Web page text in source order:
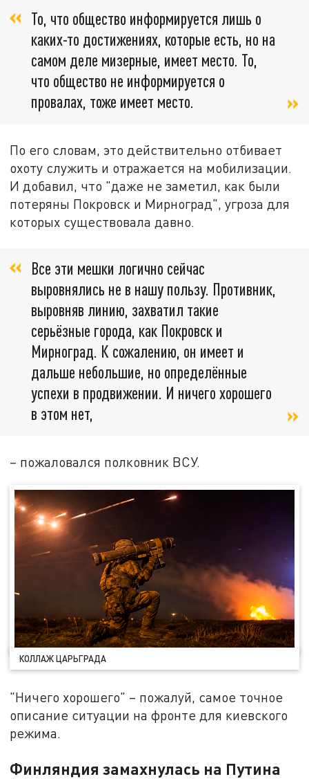
То, что общество информируется лишь о
каких-то достижениях, которые есть, но на
самом деле мизерные, имеет место. То,
что общество не информируется о
провалах, тоже имеет место.
По его словам, это действительно отбивает
охоту служить и отражается на мобилизации.
И добавил, что "даже не заметил, как были
потеряны Покровск и Мирноград", угроза для
которых существовала давно.
Все эти мешки логично сейчас
выровнялись не в нашу пользу. Противник,
выровняв линию, захватил такие
серьёзные города, как Покровск и
Мирноград. К сожалению, он имеет и
дальше небольшие, но определённые
успехи в продвижении. И ничего хорошего
в этом нет,
– пожаловался полковник ВСУ.
КОЛЛАЖ ЦАРЬГРАДА
"Ничего хорошего" – пожалуй, самое точное
описание ситуации на фронте для киевского
режима.
Финляндия замахнулась на Путина